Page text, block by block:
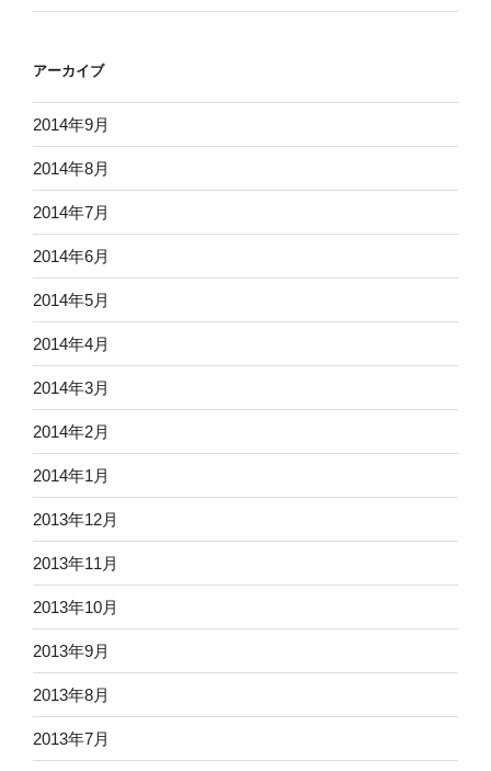
アーカイブ
2014年9月
2014年8月
2014年7月
2014年6月
2014年5月
2014年4月
2014年3月
2014年2月
2014年1月
2013年12月
2013年11月
2013年10月
2013年9月
2013年8月
2013年7月